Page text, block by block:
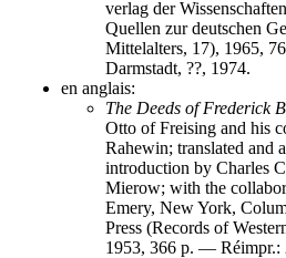
verlag der
Quellen zur deutschen
Mittelalters, 17), 1965,
Darmstadt, ??, 1974.
en anglais:
The Deeds of Frederick
Otto of Freising and his
Rahewin; translated and
introduction by Charles
Mierow; with the
Emery, New York,
Press (Records of
1953, 366 p. — Réimpr.: